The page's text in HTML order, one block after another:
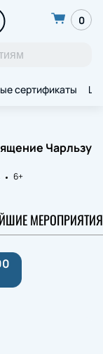
0
сертификаты
Чарльзу
6+
МЕРОПРИЯТИЯ